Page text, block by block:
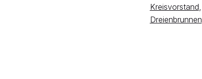
Kreisvorstand
Dreienbrunnen